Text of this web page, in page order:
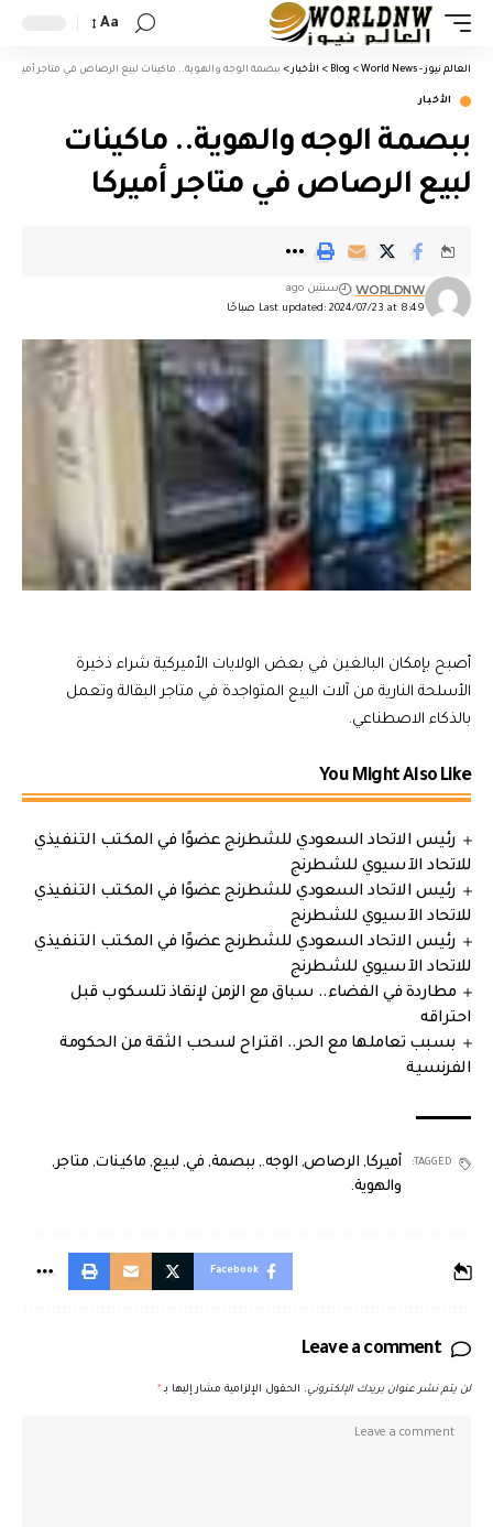
Aa
العالم نيوز - World News >
Blog
> الأخبار > ببصمة الوجه والهوية.. ماكينات لبيع الرصاص في متاجر أميركا
الأخبار
ببصمة الوجه والهوية.. ماكينات
لبيع الرصاص في متاجر أميركا
Last updated: 2024/07/23 at 8:49 صباحًا
WORLDNW سنتين ago
أصبح بإمكان البالغين في بعض الولايات الأميركية شراء ذخيرة
الأسلحة النارية من آلات البيع المتواجدة في متاجر البقالة وتعمل
بالذكاء الاصطناعي.
You Might Also Like
رئيس الاتحاد السعودي للشطرنج عضوًا في المكتب التنفيذي
للاتحاد الآسيوي للشطرنج
رئيس الاتحاد السعودي للشطرنج عضوًا في المكتب التنفيذي
للاتحاد الآسيوي للشطرنج
رئيس الاتحاد السعودي للشطرنج عضوًا في المكتب التنفيذي
للاتحاد الآسيوي للشطرنج
مطاردة في الفضاء.. سباق مع الزمن لإنقاذ تلسكوب قبل
احتراقه
بسبب تعاملها مع الحر.. اقتراح لسحب الثقة من الحكومة
الفرنسية
TAGGED: أميركا, الرصاص, الوجه., ببصمة, في, لبيع, ماكينات, متاجر,
والهوية.
Facebook
Leave a comment
لن يتم نشر عنوان بريدك الإلكتروني. الحقول الإلزامية مشار إليها بـ *